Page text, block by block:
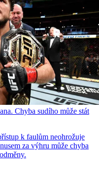
Chyba sudího může stát
k faulům neohrožuje
za výhru může chyba